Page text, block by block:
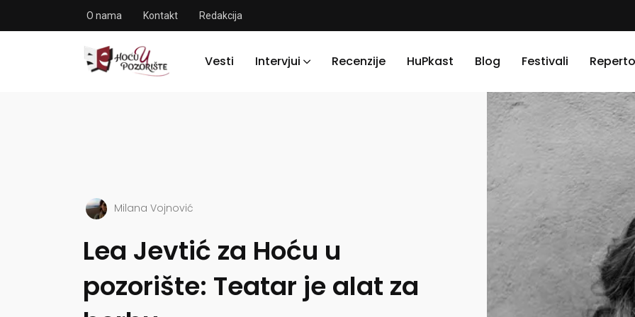
O nama Kontakt Redakcija
Vesti Intervjui Recenzije HuPkast Blog Festivali
Milana Vojnović
Lea Jevtić za Hoću u
pozorište: Teatar je alat za